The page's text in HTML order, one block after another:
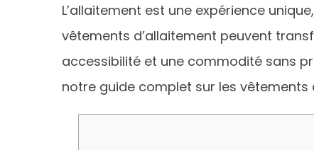
L’allaitement est une expérience
vêtements d’allaitement peuvent
accessibilité et une commodité sans
notre guide complet sur les vêtements